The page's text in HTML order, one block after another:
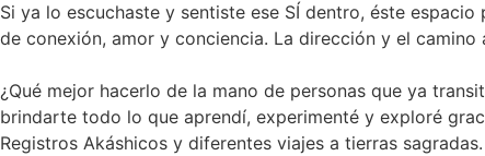
Si ya lo escuchaste y sentiste ese SÍ dentro, éste
de conexión, amor y conciencia. La dirección y el
¿Qué mejor hacerlo de la mano de personas que ya
brindarte todo lo que aprendí, experimenté y exploré
Registros Akáshicos y diferentes viajes a tierras sagradas.